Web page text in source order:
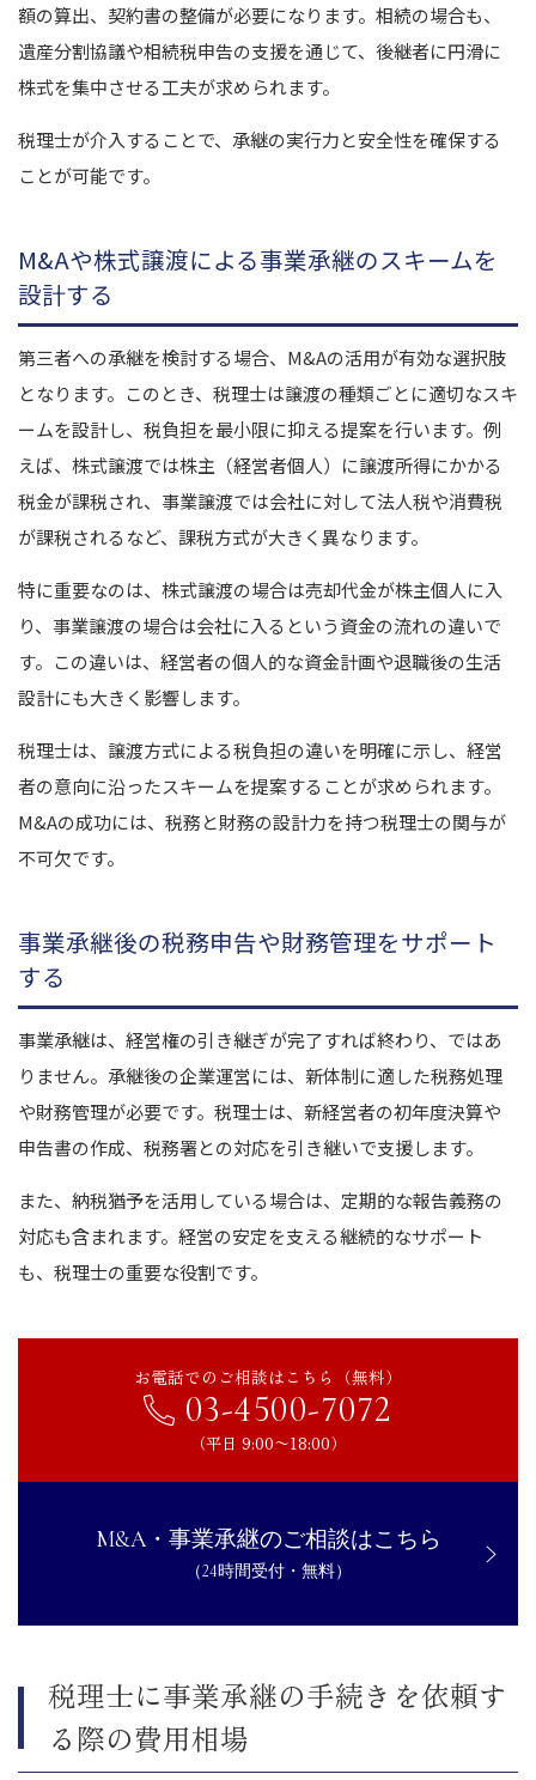
額の算出、契約書の整備が必要になります。相続の場合も、
遺産分割協議や相続税申告の支援を通じて、後継者に円滑に
株式を集中させる工夫が求められます。
税理士が介入することで、承継の実行力と安全性を確保する
ことが可能です。
M&Aや株式譲渡による事業承継のスキームを
設計する
第三者への承継を検討する場合、M&Aの活用が有効な選択肢
となります。 このとき、税理士は譲渡の種類ごとに適切なスキ
ームを設計し、税負担を最小限に抑える提案を行います。 例
えば、株式譲渡では株主（経営者個人）に譲渡所得にかかる
税金が課税され、事業譲渡では会社に対して法人税や消費税
が課税されるなど、課税方式が大きく異なります。
特に重要なのは、株式譲渡の場合は売却代金が株主個人に入
り、事業譲渡の場合は会社に入るという資金の流れの違いで
す。この違いは、経営者の個人的な資金計画や退職後の生活
設計にも大きく影響します。
税理士は、譲渡方式による税負担の違いを明確に示し、経営
者の意向に沿ったスキームを提案することが求められます。
M&Aの成功には、税務と財務の設計力を持つ税理士の関与が
不可欠です。
事業承継後の税務申告や財務管理をサポート
する
事業承継は、経営権の引き継ぎが完了すれば終わり、ではあ
りません。 承継後の企業運営には、新体制に適した税務処理
や財務管理が必要です。税理士は、新経営者の初年度決算や
申告書の作成、税務署との対応を引き継いで支援します。
また、納税猶予を活用している場合は、定期的な報告義務の
対応も含まれます。 経営の安定を支える継続的なサポート
も、税理士の重要な役割です。
お電話でのご相談はこちら（無料）
03-4500-7072
（平日 9:00〜18:00）
M&A・事業承継のご相談はこちら
（24時間受付・無料）
税理士に事業承継の手続きを依頼す
る際の費用相場